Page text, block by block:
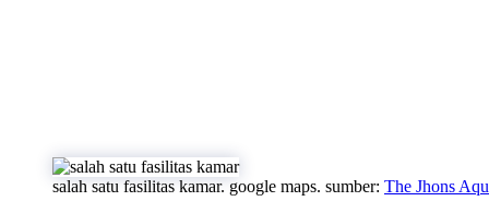
salah satu fasilitas kamar. google maps. sumber: The Jhons